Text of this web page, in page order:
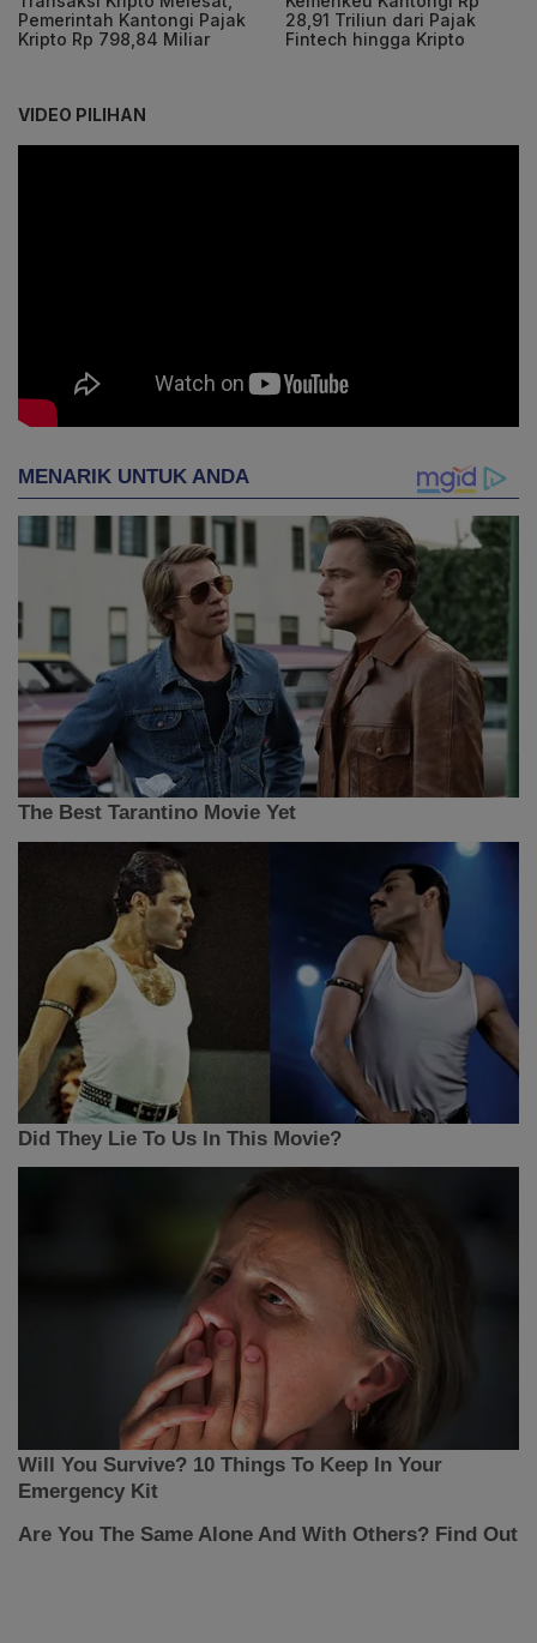
Pemerintah Kantongi Pajak
Kripto Rp 798,84 Miliar
28,91 Triliun dari Pajak
Fintech hingga Kripto
VIDEO PILIHAN